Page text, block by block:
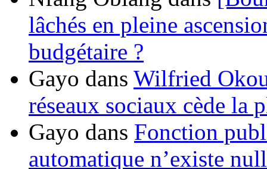
lâchés en pleine
budgétaire ?
Gayo dans Wilfried
réseaux sociaux cède la
Gayo dans Fonction
automatique n’existe